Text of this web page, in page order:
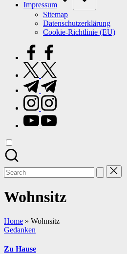
Impressum
Sitemap
Datenschutzerklärung
Cookie-Richtlinie (EU)
facebook.com
twitter.com
t.me
instagram.com
youtube.com
Search
for:
Wohnsitz
Home » Wohnsitz
Posted
Gedanken
Zu Hause